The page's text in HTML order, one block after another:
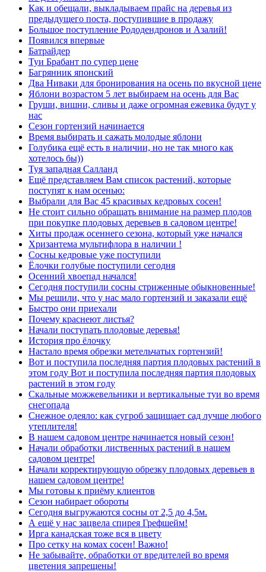
Как и обещали, выкладываем прайс на деревья из
предыдущего поста, поступившие в продажу
Большое поступление Рододендронов и Азалий!
Появился впервые
Батрайдер
Туи Брабант по супер цене
Багрянник японский
Два Ниваки для бронирования на осень по вкусной цене
Яблони возрастом 5 лет выбираем на осень для Вас
Груши, вишни, сливы и даже огромная ежевика будут у
нас
Сезон гортензий начинается
Время выбирать и сажать молодые яблони
Голубика ещё есть в наличии, но не так много как
хотелось бы))
Туя западная Салланд
Ещё представляем Вам список растений, которые
поступят к нам осенью:
Выбрали для Вас 45 красивых кедровых сосен!
Не стоит сильно обращать внимание на размер плодов
при покупке плодовых деревьев в садовом центре!
Хиты продаж осеннего сезона, который уже начался
Хризантема мультифлора в наличии !
Сосны кедровые уже поступили
Ёлочки голубые поступили сегодня
Осенний хвоепад начался!
Сегодня поступили сосны стриженные обыкновенные!
Мы решили, что у нас мало гортензий и заказали ещё
Быстро они приехали
Почему краснеют листья?
Начали поступать плодовые деревья!
История про ёлочку
Настало время обрезки метельчатых гортензий!
Вот и поступила последняя партия плодовых растений в
этом году Вот и поступила последняя партия плодовых
растений в этом году
Скальные можжевельники и вертикальные туи во время
снегопада
Снежное одеяло: как сугроб защищает сад лучше любого
утеплителя!
В нашем садовом центре начинается новый сезон!
Начали обработки лиственных растений в нашем
садовом центре!
Начали корректирующую обрезку плодовых деревьев в
нашем садовом центре!
Мы готовы к приёму клиентов
Сезон набирает обороты
Сегодня выгружаются сосны от 2,5 до 4,5м.
А ещё у нас зацвела спирея Грефшейм!
Ирга канадская тоже вся в цвету
Про сетку на комах сосен! Важно!
Не забывайте, обработки от вредителей во время
цветения запрещены!